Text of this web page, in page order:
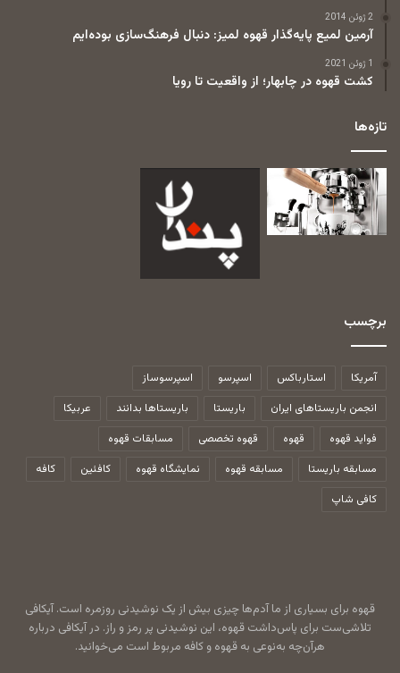
2 ژوئن 2014
آرمین لمیع پایه‌گذار قهوه لمیز: دنبال فرهنگ‌سازی بوده‌ایم
1 ژوئن 2021
کشت قهوه در چابهار؛ از واقعیت تا رویا
تازه‌ها
برچسب
آمریکا استارباکس اسپرسو
اسپرسوساز
انجمن باریستاهای ایران
باریستا باریستاها بدانند
عربیکا
فواید قهوه
قهوه قهوه تخصصی
مسابقات قهوه
مسابقه باریستا
مسابقه قهوه نمایشگاه قهوه کافئین
کافه
کافی شاپ
قهوه برای بسیاری از ما آدم‌ها چیزی بیش از یک نوشیدنی روزمره است. آیکافی
تلاشی‌ست برای پاس‌داشت قهوه، این نوشیدنی پر رمز و راز. در آیکافی درباره
هرآن‌چه به‌نوعی به قهوه و کافه مربوط است می‌خوانید.